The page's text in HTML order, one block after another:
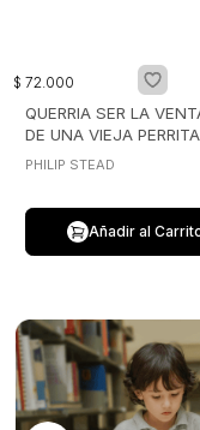
$ 72.000
QUERRIA SER LA
DE UNA VIEJA PERRITA
SABIA
PHILIP STEAD
Añadir al